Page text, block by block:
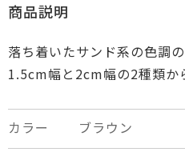
商品説明
落ち着いたサンド系の色調
1.5cm幅と2cm幅の2種類か
カラー ブラウン